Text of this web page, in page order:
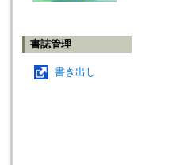
書誌管理
書き出し